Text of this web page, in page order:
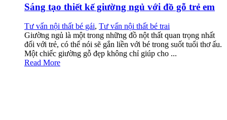
Sáng tạo thiết kế giường ngủ với đồ gỗ trẻ em
Tư vấn nội thất bé gái, Tư vấn nội thất bé trai
Giường ngủ là một trong những đồ nột thất quan trọng nhất
đối với trẻ, có thể nói sẽ gắn liền với bé trong suốt tuổi thơ ấu.
Một chiếc giường gỗ đẹp không chỉ giúp cho ...
Read More